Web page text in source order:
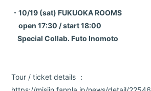
・10/19 (sat) FUKUOKA ROOMS
open 17:30 / start 18:00
Special Collab. Futo Inomoto
Tour / ticket details ：